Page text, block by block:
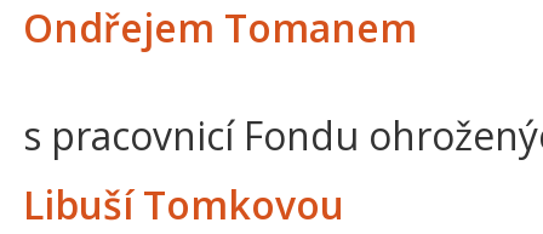
Ondřejem Tomanem
s pracovnicí Fondu
Libuší Tomkovou